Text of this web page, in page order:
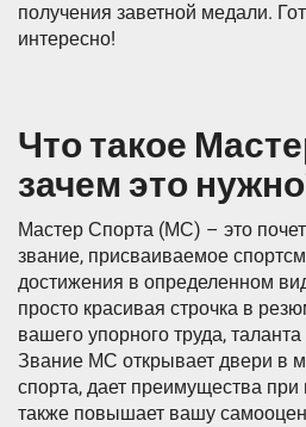
получения заветной медали.
интересно!
Что такое
зачем это
Мастер Спорта (МС) – это
звание, присваиваемое
достижения в определенном
просто красивая строчка в
вашего упорного труда,
Звание МС открывает двери в
спорта, дает преимущества
также повышает вашу